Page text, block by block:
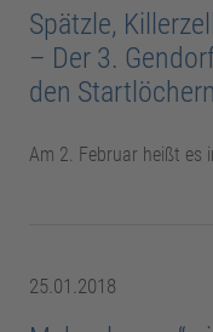
Spätzle,
– Der 3.
den Startlöchern
Am 2. Februar heißt es
25.01.2018